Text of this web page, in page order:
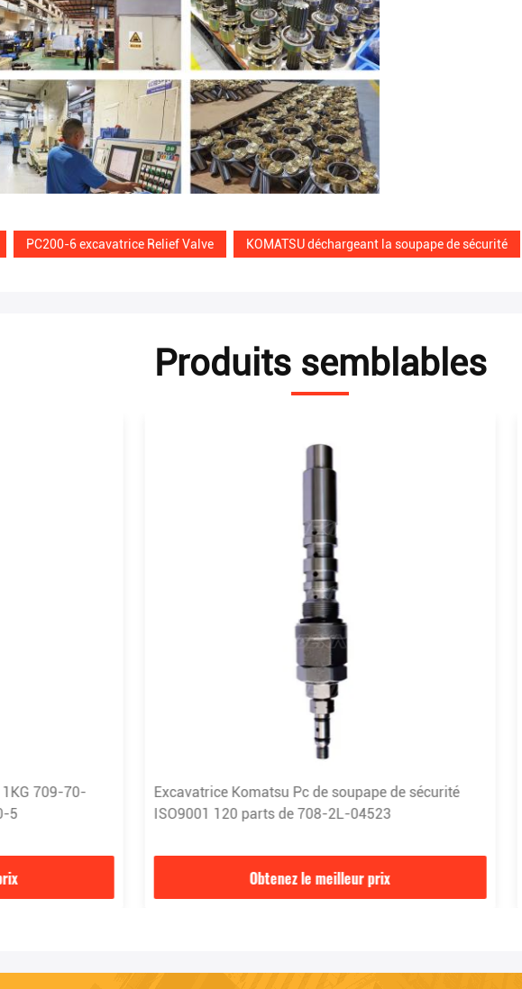
PC200-6 excavatrice Relief Valve KOMATSU déchargeant la soupape de sécurité
Produits semblables
709-70-
5
Excavatrice Komatsu Pc de soupape de sécurité
ISO9001 120 parts de 708-2L-04523
Obtenez le meilleur prix